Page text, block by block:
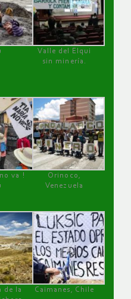
Valle del Elqui
sin minería.
va !
Orinoco,
Venezuela
de la
Caimanes, Chile